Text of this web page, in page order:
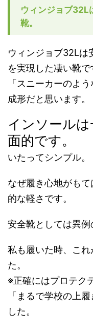
ウィンジョブ32L
靴。
ウィンジョブ32Lは
を実現した凄い靴で
「スニーカーのよ
成形だと思います。
インソール
面的です。
いたってシンプル。
なぜ履き心地がも
的な軽さです。
安全靴としては異例
私も履いた時、こ
た。
※正確にはプロテク
「まるで学校の上
した。